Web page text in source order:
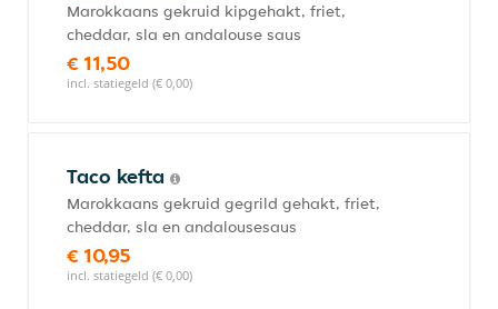
Marokkaans gekruid kipgehakt, friet,
cheddar, sla en andalouse saus
€ 11,50
incl. statiegeld (€ 0,00)
Taco kefta
Marokkaans gekruid gegrild gehakt, friet,
cheddar, sla en andalousesaus
€ 10,95
incl. statiegeld (€ 0,00)